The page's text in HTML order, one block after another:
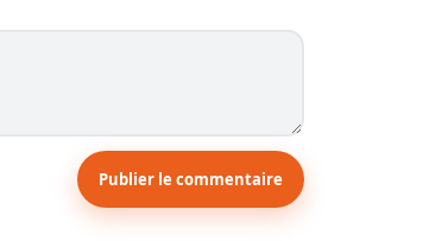
Publier le commentaire